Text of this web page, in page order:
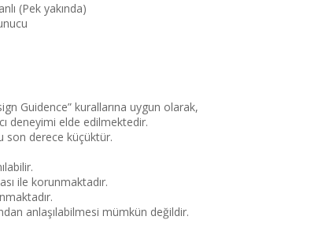
(Pek yakında)
Guidence” kurallarına uygun olarak,
deneyimi elde edilmektedir.
son derece küçüktür.
ile korunmaktadır.
anlaşılabilmesi mümkün değildir.